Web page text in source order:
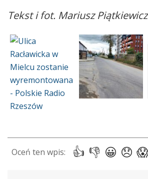
Tekst i fot. Mariusz Piątkiewicz